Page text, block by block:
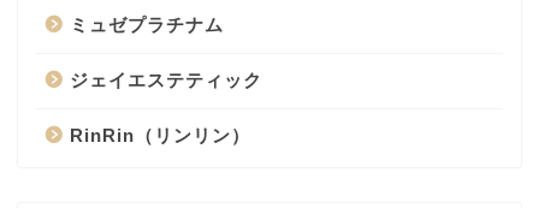
ミュゼプラチナム
ジェイエステティック
RinRin（リンリン）